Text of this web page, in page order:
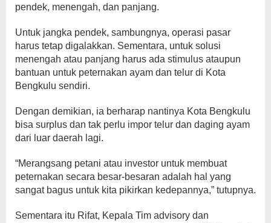
pendek, menengah, dan panjang.
Untuk jangka pendek, sambungnya, operasi pasar
harus tetap digalakkan. Sementara, untuk solusi
menengah atau panjang harus ada stimulus ataupun
bantuan untuk peternakan ayam dan telur di Kota
Bengkulu sendiri.
Dengan demikian, ia berharap nantinya Kota Bengkulu
bisa surplus dan tak perlu impor telur dan daging ayam
dari luar daerah lagi.
“Merangsang petani atau investor untuk membuat
peternakan secara besar-besaran adalah hal yang
sangat bagus untuk kita pikirkan kedepannya,” tutupnya.
Sementara itu Rifat, Kepala Tim advisory dan